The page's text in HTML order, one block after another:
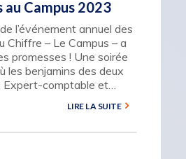
au Campus 2023
l’événement annuel des
Chiffre – Le Campus – a
promesses ! Une soirée
les benjamins des deux
comptable et…
LIRE LA SUITE